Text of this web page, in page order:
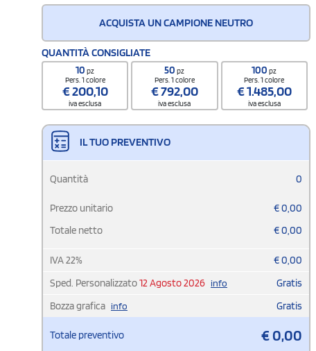
ACQUISTA UN CAMPIONE NEUTRO
QUANTITÀ CONSIGLIATE
10pz
Pers. 1 colore
€200,10
iva esclusa
50pz
Pers. 1 colore
€792,00
iva esclusa
100pz
Pers. 1 colore
€1.485,00
iva esclusa
IL TUO PREVENTIVO
Quantità 0
Prezzo unitario €0,00
Totale netto
€0,00
IVA22% €0,00
Sped. Personalizzato12 Agosto 2026 info
Gratis
Bozza grafica info Gratis
Totale preventivo €0,00